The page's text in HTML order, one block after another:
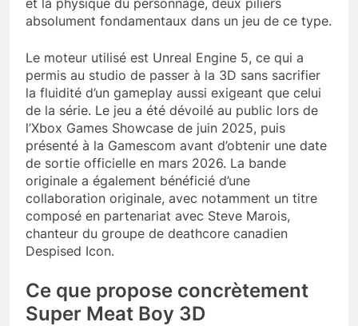
absolument fondamentaux dans un jeu de ce type.
Le moteur utilisé est Unreal Engine 5, ce qui a
permis au studio de passer à la 3D sans sacrifier
la fluidité d’un gameplay aussi exigeant que celui
de la série. Le jeu a été dévoilé au public lors de
l’Xbox Games Showcase de juin 2025, puis
présenté à la Gamescom avant d’obtenir une date
de sortie officielle en mars 2026. La bande
originale a également bénéficié d’une
collaboration originale, avec notamment un titre
composé en partenariat avec Steve Marois,
chanteur du groupe de deathcore canadien
Despised Icon.
Ce que propose concrètement
Super Meat Boy 3D